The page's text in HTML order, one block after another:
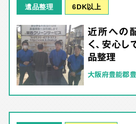
遺品整理 6DK以上
近所への
く、安心
品整理
大阪府豊能郡